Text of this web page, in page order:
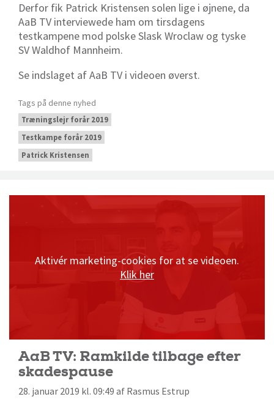
Derfor fik Patrick Kristensen solen lige i øjnene, da
AaB TV interviewede ham om tirsdagens
testkampene mod polske Slask Wroclaw og tyske
SV Waldhof Mannheim.
Se indslaget af AaB TV i videoen øverst.
Tags på denne nyhed
Træningslejr forår 2019
Testkampe forår 2019
Patrick Kristensen
Aktivér marketing-cookies for at se videoen.
Klik her
AaB TV: Ramkilde tilbage efter
skadespause
28. januar 2019 kl. 09:49 af Rasmus Estrup